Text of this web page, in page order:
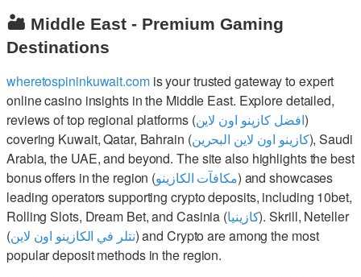
🏜️ Middle East - Premium Gaming
Destinations
wheretospininkuwait.comis your trusted gateway to expert
online casino insights in the Middle East. Explore detailed,
reviews of top regional platforms (افضل كازينو اون لاين)
covering Kuwait, Qatar, Bahrain (كازينو اون لاين البحرين), Saudi
Arabia, the UAE, and beyond. The site also highlights the best
bonus offers in the region (مكافآت الكازينو) and showcases
leading operators supporting crypto deposits, including 10bet,
Rolling Slots, Dream Bet, and Casinia (كازينيا). Skrill, Neteller
(نتلر في الكازينو اون لاين) and Crypto are among the most
popular deposit methods in the region.